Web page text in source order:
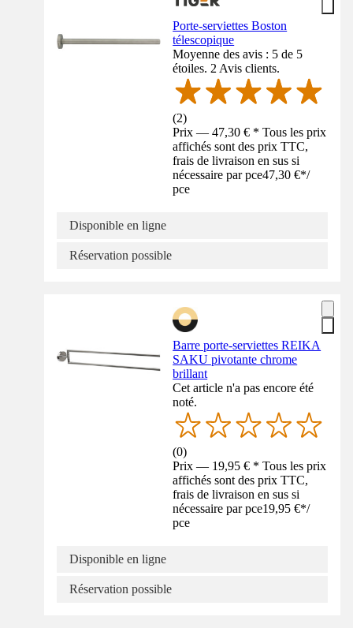
Porte-serviettes Boston
télescopique
Moyenne des avis : 5 de 5
étoiles. 2 Avis clients.
(2)
Prix — 47,30 € * Tous les prix
affichés sont des prix TTC,
frais de livraison en sus si
nécessaire par pce47,30 €*/
pce
Disponible en ligne
Réservation possible
Barre porte-serviettes REIKA
SAKU pivotante chrome
brillant
Cet article n'a pas encore été
noté.
(0)
Prix — 19,95 € * Tous les prix
affichés sont des prix TTC,
frais de livraison en sus si
nécessaire par pce19,95 €*/
pce
Disponible en ligne
Réservation possible